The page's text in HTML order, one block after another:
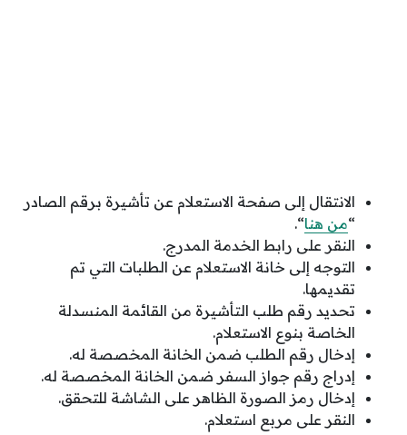
الانتقال إلى صفحة الاستعلام عن تأشيرة برقم الصادر
“من هنا“.
النقر على رابط الخدمة المدرج.
التوجه إلى خانة الاستعلام عن الطلبات التي تم
تقديمها.
تحديد رقم طلب التأشيرة من القائمة المنسدلة
الخاصة بنوع الاستعلام.
إدخال رقم الطلب ضمن الخانة المخصصة له.
إدراج رقم جواز السفر ضمن الخانة المخصصة له.
إدخال رمز الصورة الظاهر على الشاشة للتحقق.
النقر على مربع استعلام.